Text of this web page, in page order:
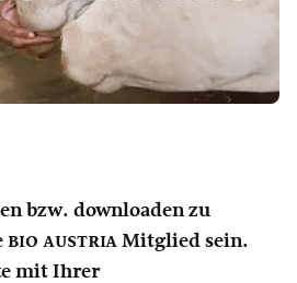
bzw. downloaden zu
bio austria Mitglied sein.
mit Ihrer